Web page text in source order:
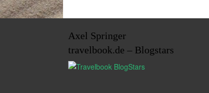
Axel Springer
travelbook.de – Blogstars